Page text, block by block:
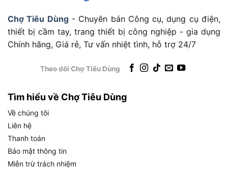
Ứng dụng thực tế và đối tượng sử dụng phù
hợp
Máy cắt gỗ Bosch GKS 190 1400W là công cụ đa
năng, được thiết kế để đáp ứng nhiều nhu cầu
khác nhau trong công việc và đời sống. Dưới đây
là các ứng dụng thực tế nổi bật của sản phẩm:
Chợ Tiêu Dùng- Chuyên bán Công cụ, dụng cụ điện,
thiết bị cầm tay, trang thiết bị công nghiệp - gia dụng
Chính hãng, Giá rẻ, Tư vấn nhiệt tình, hỗ trợ 24/7
Theo dõi Chợ Tiêu Dùng
Tìm hiểu về Chợ Tiêu Dùng
Về chúng tôi
Liên hệ
Thanh toán
Bảo mật thông tin
Miễn trừ trách nhiệm